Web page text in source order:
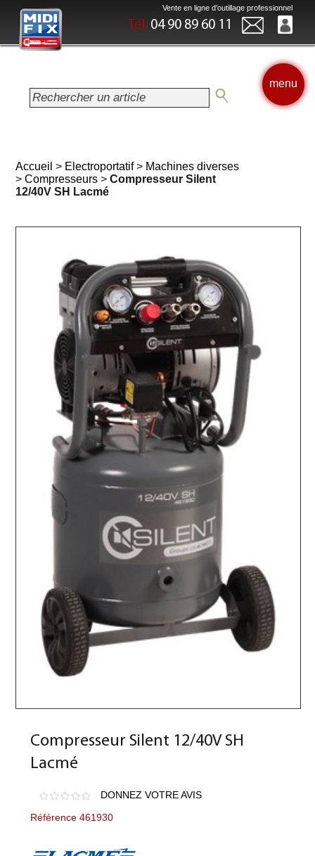
Vente en ligne d'outillage professionnel
Tél. 04 90 89 60 11
menu
Accueil > Electroportatif> Machines diverses
>Compresseurs >Compresseur Silent
12/40V SH Lacmé
Compresseur Silent 12/40V SH
Lacmé
DONNEZ VOTRE AVIS
Référence 461930